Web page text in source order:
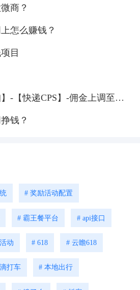
商？
怎么赚钱？
目
】-【快递CPS】-佣金上调至
钱？
# 奖励活动配置
# 霸王餐平台 # api接口
动 # 618 # 云瞻618
打车 # 本地出行